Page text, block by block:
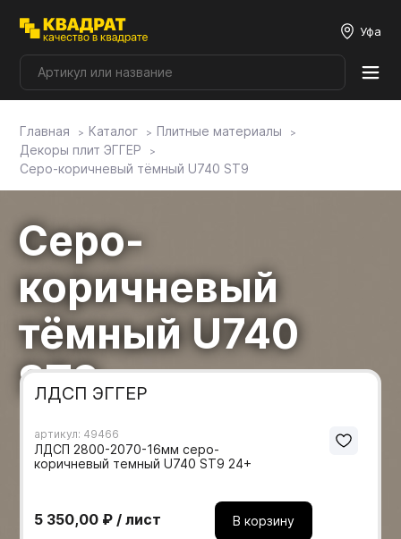
Уфа
Плитные материалы
Фурнитура
Столешницы
Мой ЭГГЕР
Фасады
Мебельные образцы, каталоги
Главная Каталог
Плитные материалы
Декоры плит ЭГГЕР
Серо-коричневый тёмный U740 ST9
Серо-
коричневый
тёмный U740
ST9
ЛДСП ЭГГЕР
артикул: 49466
ЛДСП 2800-2070-16мм серо-
коричневый темный U740 ST9 24+
5 350,00 ₽ / лист В корзину